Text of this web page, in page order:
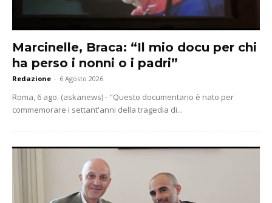
Marcinelle, Braca: “Il mio docu per chi
ha perso i nonni o i padri”
Redazione - 6 Agosto 2026
Roma, 6 ago. (askanews) - "Questo documentario è nato per
commemorare i settant'anni della tragedia di...